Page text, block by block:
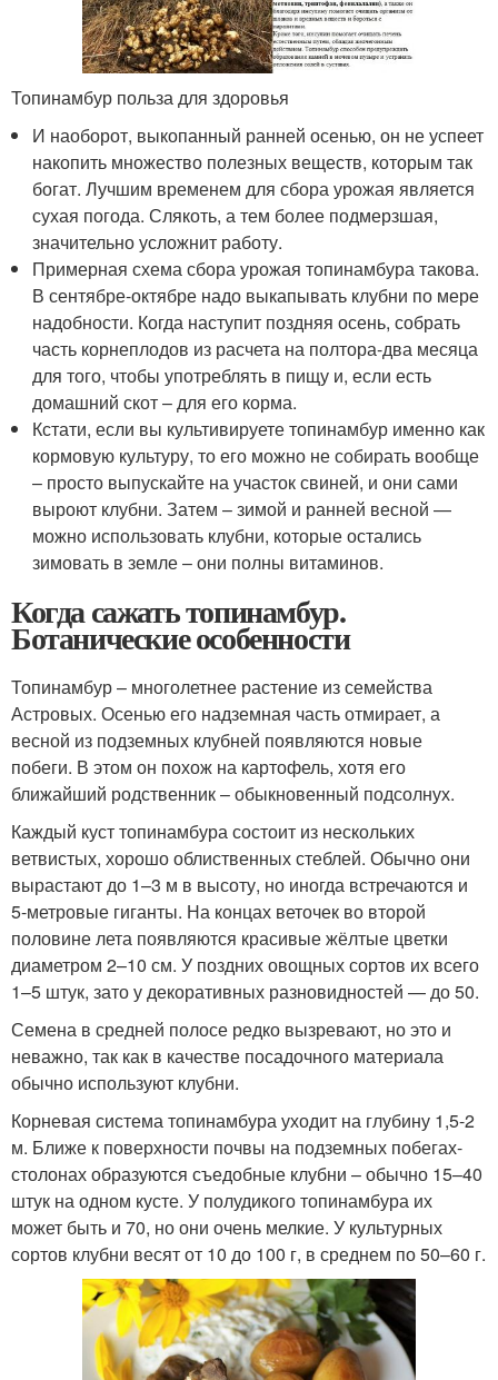
Топинамбур польза для здоровья
И наоборот, выкопанный ранней осенью, он не успеет
накопить множество полезных веществ, которым так
богат. Лучшим временем для сбора урожая является
сухая погода. Слякоть, а тем более подмерзшая,
значительно усложнит работу.
Примерная схема сбора урожая топинамбура такова.
В сентябре-октябре надо выкапывать клубни по мере
надобности. Когда наступит поздняя осень, собрать
часть корнеплодов из расчета на полтора-два месяца
для того, чтобы употреблять в пищу и, если есть
домашний скот – для его корма.
Кстати, если вы культивируете топинамбур именно как
кормовую культуру, то его можно не собирать вообще
– просто выпускайте на участок свиней, и они сами
выроют клубни. Затем – зимой и ранней весной —
можно использовать клубни, которые остались
зимовать в земле – они полны витаминов.
Когда сажать топинамбур.
Ботанические особенности
Топинамбур – многолетнее растение из семейства
Астровых. Осенью его надземная часть отмирает, а
весной из подземных клубней появляются новые
побеги. В этом он похож на картофель, хотя его
ближайший родственник – обыкновенный подсолнух.
Каждый куст топинамбура состоит из нескольких
ветвистых, хорошо облиственных стеблей. Обычно они
вырастают до 1–3 м в высоту, но иногда встречаются и
5-метровые гиганты. На концах веточек во второй
половине лета появляются красивые жёлтые цветки
диаметром 2–10 см. У поздних овощных сортов их всего
1–5 штук, зато у декоративных разновидностей — до 50.
Семена в средней полосе редко вызревают, но это и
неважно, так как в качестве посадочного материала
обычно используют клубни.
Корневая система топинамбура уходит на глубину 1,5-2
м. Ближе к поверхности почвы на подземных побегах-
столонах образуются съедобные клубни – обычно 15–40
штук на одном кусте. У полудикого топинамбура их
может быть и 70, но они очень мелкие. У культурных
сортов клубни весят от 10 до 100 г, в среднем по 50–60 г.